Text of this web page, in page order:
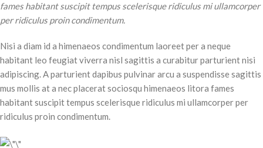
fames habitant suscipit tempus scelerisque ridiculus mi ullamcorper
per ridiculus proin condimentum.
Nisi a diam id a himenaeos condimentum laoreet per a neque
habitant leo feugiat viverra nisl sagittis a curabitur parturient nisi
adipiscing. A parturient dapibus pulvinar arcu a suspendisse sagittis
mus mollis at a nec placerat sociosqu himenaeos litora fames
habitant suscipit tempus scelerisque ridiculus mi ullamcorper per
ridiculus proin condimentum.